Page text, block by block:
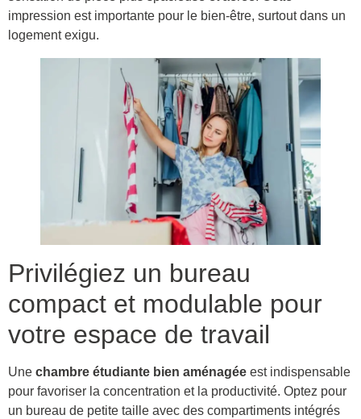
impression est importante pour le bien-être, surtout dans un
logement exigu.
Privilégiez un bureau
compact et modulable pour
votre espace de travail
Une chambre étudiante bien aménagée est indispensable
pour favoriser la concentration et la productivité. Optez pour
un bureau de petite taille avec des compartiments intégrés